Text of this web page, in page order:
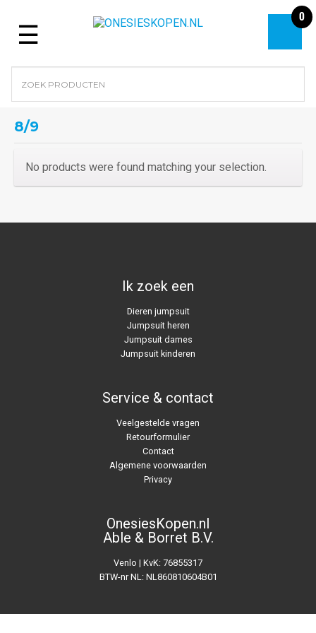
Menu
0
8/9
No products were found matching your selection.
Ik zoek een
Dieren jumpsuit
Jumpsuit heren
Jumpsuit dames
Jumpsuit kinderen
Service & contact
Veelgestelde vragen
Retourformulier
Contact
Algemene voorwaarden
Privacy
OnesiesKopen.nl
Able & Borret B.V.
Venlo | KvK: 76855317
BTW-nr NL: NL860810604B01